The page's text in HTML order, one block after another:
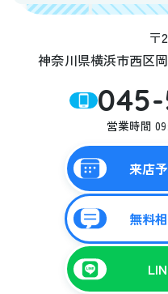
〒
神奈川県横浜市西区
来店
無料
営業時間